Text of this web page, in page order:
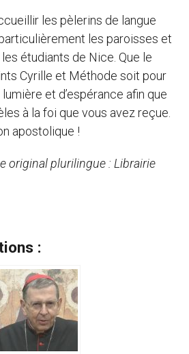
les pèlerins de langue
les paroisses et
étudiants de Nice. Que le
Cyrille et Méthode soit pour
et d’espérance afin que
à la foi que vous avez reçue.
apostolique !
original plurilingue : Librairie
: